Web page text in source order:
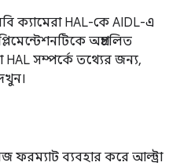
ক্যামেরা HAL-কে AIDL-এ
অপ্রচলিত
HAL সম্পর্কে তথ্যের জন্য,
ফরম্যাট ব্যবহার করে আল্ট্রা